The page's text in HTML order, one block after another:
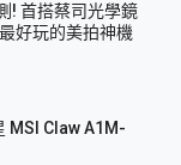
! 首搭蔡司光學鏡
好玩的美拍神機
MSI Claw A1M-